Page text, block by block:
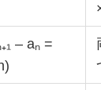
– aₙ =